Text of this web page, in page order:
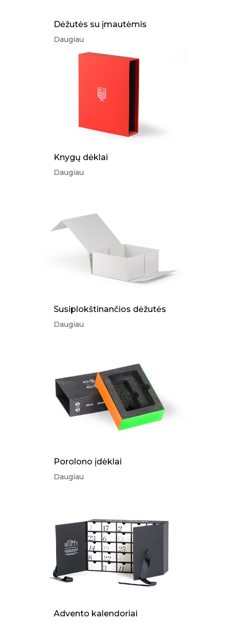
Dėžutės su įmautėmis
Daugiau
Knygų dėklai
Daugiau
Susiplokštinančios dėžutės
Daugiau
Porolono įdėklai
Daugiau
Advento kalendoriai